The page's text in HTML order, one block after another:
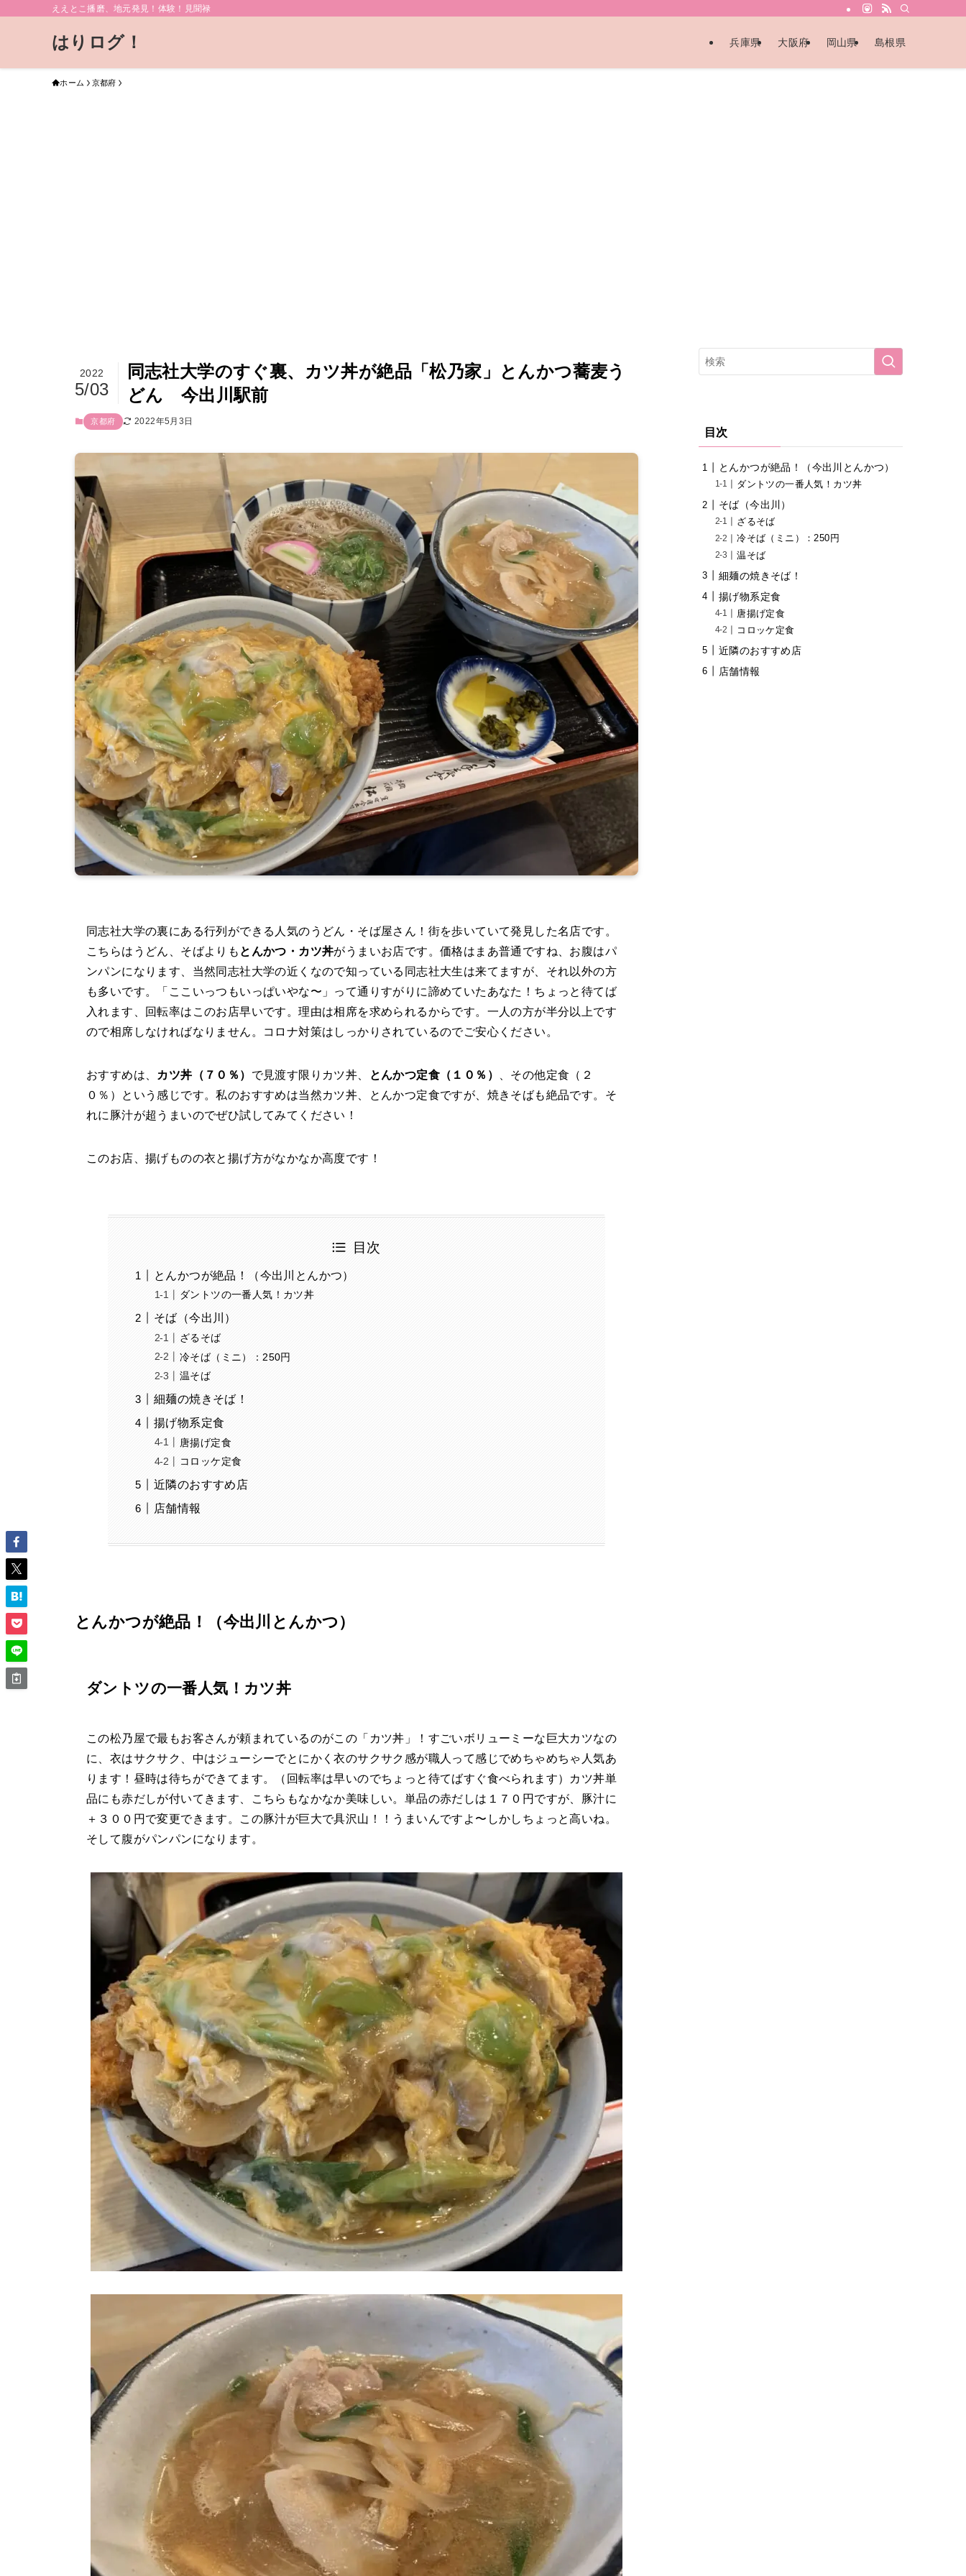
ええとこ播磨、地元発見！体験！見聞禄
はりログ！ 兵庫県 大阪府 岡山県 島根県
ホーム 京都府
同志社大学のすぐ裏、カツ丼が絶品「松乃家」とんかつ蕎麦う
どん 今出川駅前
2022
5/03
京都府 2022年5月3日
同志社大学の裏にある行列ができる人気のうどん・そば屋さん！街を歩いていて発見した名店です。
こちらはうどん、そばよりも とんかつ・カツ丼がうまいお店です。価格はまあ普通ですね、お腹はパ
ンパンになります、当然同志社大学の近くなので知っている同志社大生は来てますが、それ以外の方
も多いです。「ここいっつもいっぱいやな〜」って通りすがりに諦めていたあなた！ちょっと待てば
入れます、回転率はこのお店早いです。理由は相席を求められるからです。一人の方が半分以上です
ので相席しなければなりません。コロナ対策はしっかりされているのでご安心ください。
おすすめは、 カツ丼（７０％） で見渡す限りカツ丼、 とんかつ定食（１０％）
、その他定食（２
０％）という感じです。私のおすすめは当然カツ丼、とんかつ定食ですが、焼きそばも絶品です。そ
れに豚汁が超うまいのでぜひ試してみてください！
このお店、揚げものの衣と揚げ方がなかなか高度です！
目次
とんかつが絶品！（今出川とんかつ）
ダントツの一番人気！カツ丼
そば（今出川）
ざるそば
冷そば（ミニ）：250円
温そば
細麺の焼きそば！
揚げ物系定食
唐揚げ定食
コロッケ定食
近隣のおすすめ店
店舗情報
とんかつが絶品！（今出川とんかつ）
ダントツの一番人気！カツ丼
この松乃屋で最もお客さんが頼まれているのがこの「カツ丼」！すごいボリューミーな巨大カツなの
に、衣はサクサク、中はジューシーでとにかく衣のサクサク感が職人って感じでめちゃめちゃ人気あ
ります！昼時は待ちができてます。（回転率は早いのでちょっと待てばすぐ食べられます）カツ丼単
品にも赤だしが付いてきます、こちらもなかなか美味しい。単品の赤だしは１７０円ですが、豚汁に
＋３００円で変更できます。この豚汁が巨大で具沢山！！うまいんですよ〜しかしちょっと高いね。
そして腹がパンパンになります。
目次
とんかつが絶品！（今出川とんかつ）
ダントツの一番人気！カツ丼
そば（今出川）
ざるそば
冷そば（ミニ）：250円
温そば
細麺の焼きそば！
揚げ物系定食
唐揚げ定食
コロッケ定食
近隣のおすすめ店
店舗情報